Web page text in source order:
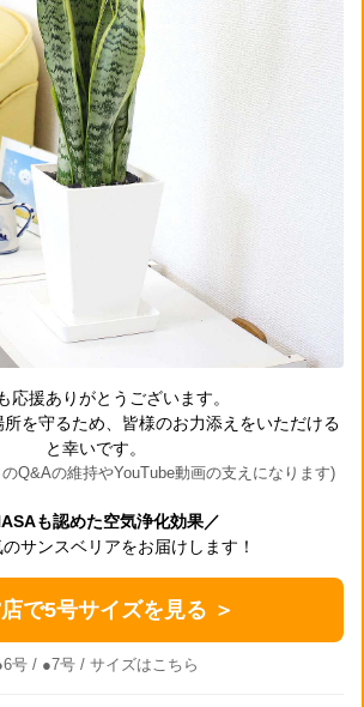
応援ありがとうございます。
を守るため、皆様のお力添えをいただける
と幸いです。
Q&Aの維持やYouTube動画の支えになります)
も認めた空気浄化効果／
サンスベリアをお届けします！
で5号サイズを見る ＞
号/ ●7号/ サイズはこちら